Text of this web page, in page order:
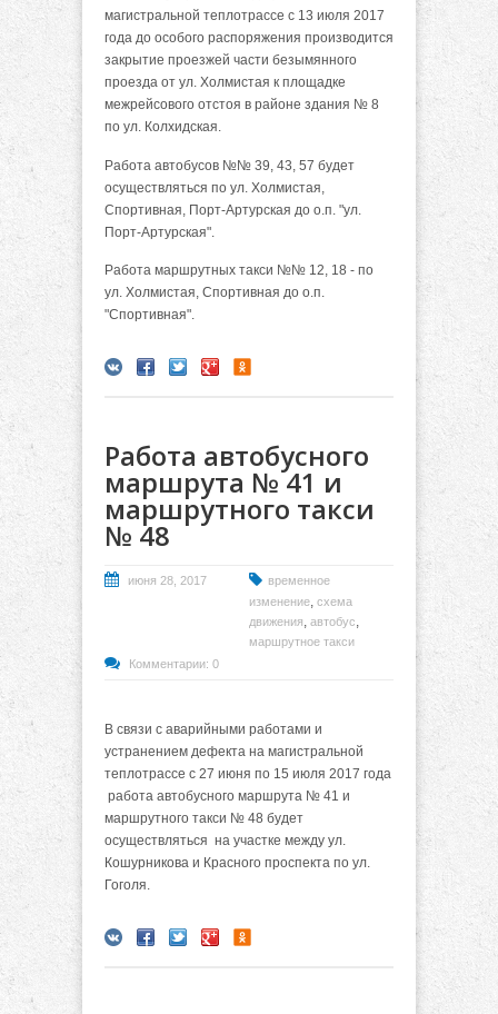
магистральной теплотрассе с 13 июля 2017
года до особого распоряжения производится
закрытие проезжей части безымянного
проезда от ул. Холмистая к площадке
межрейсового отстоя в районе здания № 8
по ул. Колхидская.
Работа автобусов №№ 39, 43, 57 будет
осуществляться по ул. Холмистая,
Спортивная, Порт-Артурская до о.п. "ул.
Порт-Артурская".
Работа маршрутных такси №№ 12, 18 - по
ул. Холмистая, Спортивная до о.п.
"Спортивная".
Работа автобусного
маршрута № 41 и
маршрутного такси
№ 48
июня 28, 2017
временное
изменение, схема
движения, автобус,
маршрутное такси
Комментарии: 0
В связи с аварийными работами и
устранением дефекта на магистральной
теплотрассе с 27 июня по 15 июля 2017 года
работа автобусного маршрута № 41 и
маршрутного такси № 48 будет
осуществляться на участке между ул.
Кошурникова и Красного проспекта по ул.
Гоголя.